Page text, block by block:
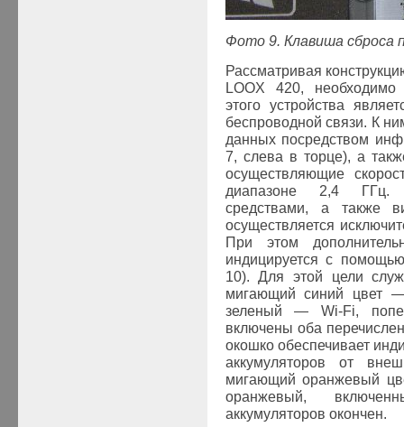
Фото 9. Клавиша сброса
Рассматривая
LOOX 420, необходимо
этого устройства
беспроводной связи. К
данных посредством
7, слева в торце), а
осуществляющие
диапазоне 2,4 ГГц.
средствами, а также
осуществляется
При этом
индицируется с
10). Для этой цели
мигающий синий цвет
зеленый — Wi-Fi,
включены оба
окошко обеспечивает
аккумуляторов от
мигающий оранжевый
оранжевый,
аккумуляторов окончен.